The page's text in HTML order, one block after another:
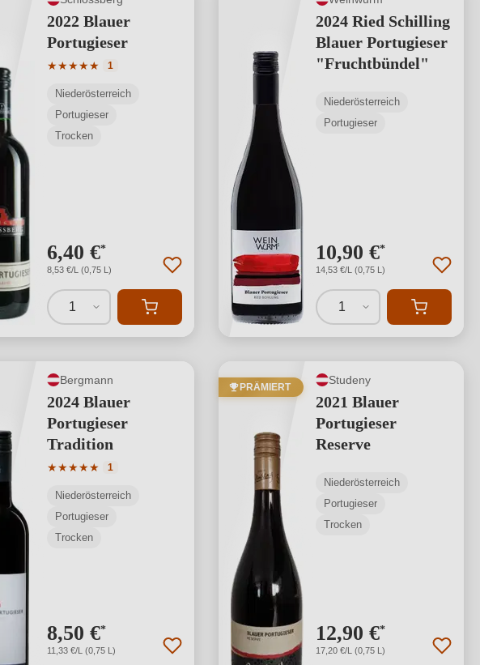
2022 Blauer
Portugieser
★★★★★
Durchschnittliche Bewertung von 5 von 5 Sternen
1
Niederösterreich
Portugieser
Trocken
6,40 €*
8,53 €/L (0,75 L)
1
2024 Ried Schilling
Blauer Portugieser
"Fruchtbündel"
Niederösterreich
Portugieser
10,90 €*
14,53 €/L (0,75 L)
1
Bergmann
2024 Blauer
Portugieser
Tradition
★★★★★
Durchschnittliche Bewertung von 5 von 5 Sternen
1
Niederösterreich
Portugieser
Trocken
8,50 €*
11,33 €/L (0,75 L)
PRÄMIERT
Studeny
2021 Blauer
Portugieser
Reserve
Niederösterreich
Portugieser
Trocken
12,90 €*
17,20 €/L (0,75 L)